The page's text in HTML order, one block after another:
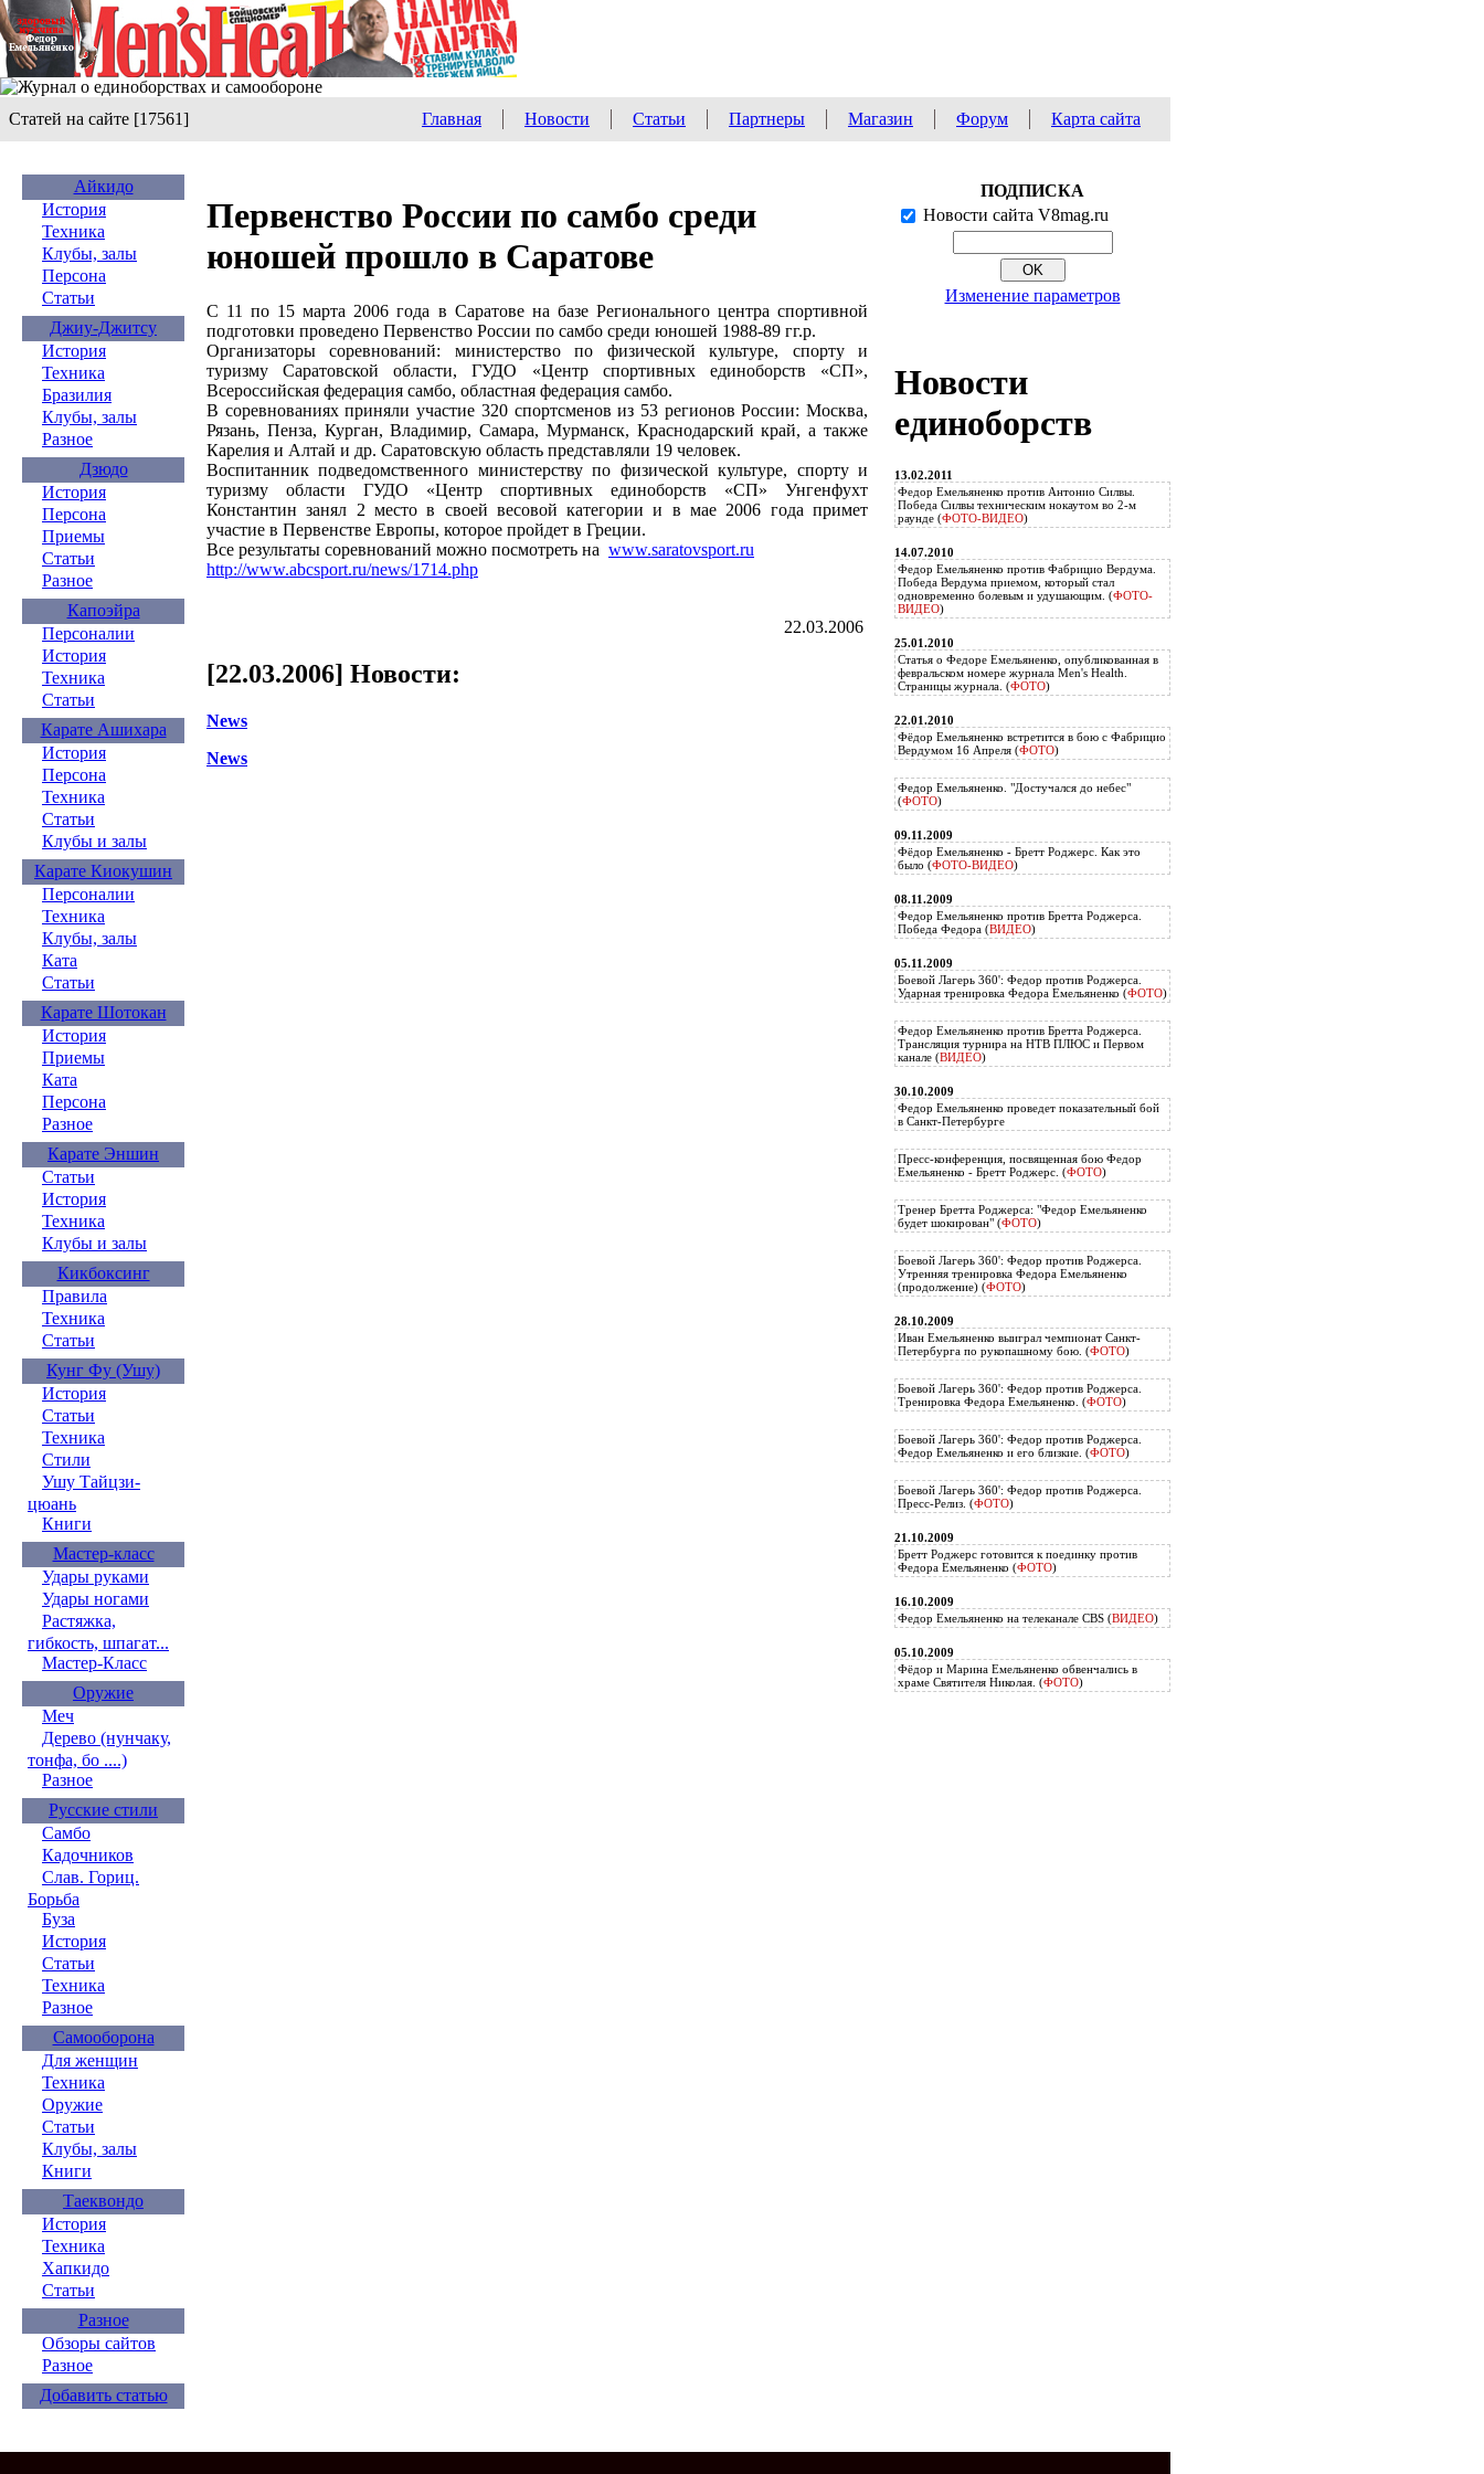
Статей на сайте [17561] Главная Новости Статьи Партнеры Магазин Форум Карта сайта
Айкидо
История
Техника
Клубы, залы
Персона
Статьи
Джиу-Джитсу
История
Техника
Бразилия
Клубы, залы
Разное
Дзюдо
История
Персона
Приемы
Статьи
Разное
Капоэйра
Персоналии
История
Техника
Статьи
Карате Ашихара
История
Персона
Техника
Статьи
Клубы и залы
Карате Киокушин
Персоналии
Техника
Клубы, залы
Ката
Статьи
Карате Шотокан
История
Приемы
Ката
Персона
Разное
Карате Эншин
Статьи
История
Техника
Клубы и залы
Кикбоксинг
Правила
Техника
Статьи
Кунг Фу (Ушу)
История
Статьи
Техника
Стили
Ушу Тайцзи-
цюань
Книги
Мастер-класс
Удары руками
Удары ногами
Растяжка,
гибкость, шпагат...
Мастер-Класс
Оружие
Меч
Дерево (нунчаку,
тонфа, бо ....)
Разное
Русские стили
Самбо
Кадочников
Слав. Гориц.
Борьба
Буза
История
Статьи
Техника
Разное
Самооборона
Для женщин
Техника
Оружие
Статьи
Клубы, залы
Книги
Таеквондо
История
Техника
Хапкидо
Статьи
Разное
Обзоры сайтов
Разное
Добавить статью
Первенство России по самбо среди
юношей прошло в Саратове
С 11 по 15 марта 2006 года в Саратове на базе Регионального центра спортивной
подготовки проведено Первенство России по самбо среди юношей 1988-89 гг.р.
Организаторы соревнований: министерство по физической культуре, спорту и
туризму Саратовской области, ГУДО «Центр спортивных единоборств «СП»,
Всероссийская федерация самбо, областная федерация самбо.
В соревнованиях приняли участие 320 спортсменов из 53 регионов России: Москва,
Рязань, Пенза, Курган, Владимир, Самара, Мурманск, Краснодарский край, а также
Карелия и Алтай и др. Саратовскую область представляли 19 человек.
Воспитанник подведомственного министерству по физической культуре, спорту и
туризму области ГУДО «Центр спортивных единоборств «СП» Унгенфухт
Константин занял 2 место в своей весовой категории и в мае 2006 года примет
участие в Первенстве Европы, которое пройдет в Греции.
Все результаты соревнований можно посмотреть на www.saratovsport.ru
http://www.abcsport.ru/news/1714.php
22.03.2006
[22.03.2006] Новости:
News
News
ПОДПИСКА
Новости сайта V8mag.ru
Изменение параметров
Новости
единоборств
13.02.2011
Федор Емельяненко против Антонио Силвы.
Победа Силвы техническим нокаутом во 2-м
раунде (ФОТО-ВИДЕО)
14.07.2010
Федор Емельяненко против Фабрицио Вердума.
Победа Вердума приемом, который стал
одновременно болевым и удушающим. (ФОТО-
ВИДЕО)
25.01.2010
Статья о Федоре Емельяненко, опубликованная в
февральском номере журнала Men's Health.
Страницы журнала. (ФОТО)
22.01.2010
Фёдор Емельяненко встретится в бою с Фабрицио
Вердумом 16 Апреля (ФОТО)
Федор Емельяненко. "Достучался до небес"
(ФОТО)
09.11.2009
Фёдор Емельяненко - Бретт Роджерс. Как это
было (ФОТО-ВИДЕО)
08.11.2009
Федор Емельяненко против Бретта Роджерса.
Победа Федора (ВИДЕО)
05.11.2009
Боевой Лагерь 360': Федор против Роджерса.
Ударная тренировка Федора Емельяненко (ФОТО)
Федор Емельяненко против Бретта Роджерса.
Трансляция турнира на НТВ ПЛЮС и Первом
канале (ВИДЕО)
30.10.2009
Федор Емельяненко проведет показательный бой
в Санкт-Петербурге
Пресс-конференция, посвященная бою Федор
Емельяненко - Бретт Роджерс. (ФОТО)
Тренер Бретта Роджерса: "Федор Емельяненко
будет шокирован" (ФОТО)
Боевой Лагерь 360': Федор против Роджерса.
Утренняя тренировка Федора Емельяненко
(продолжение) (ФОТО)
28.10.2009
Иван Емельяненко выиграл чемпионат Санкт-
Петербурга по рукопашному бою. (ФОТО)
Боевой Лагерь 360': Федор против Роджерса.
Тренировка Федора Емельяненко. (ФОТО)
Боевой Лагерь 360': Федор против Роджерса.
Федор Емельяненко и его близкие. (ФОТО)
Боевой Лагерь 360': Федор против Роджерса.
Пресс-Релиз. (ФОТО)
21.10.2009
Бретт Роджерс готовится к поединку против
Федора Емельяненко (ФОТО)
16.10.2009
Федор Емельяненко на телеканале CBS (ВИДЕО)
05.10.2009
Фёдор и Марина Емельяненко обвенчались в
храме Святителя Николая. (ФОТО)